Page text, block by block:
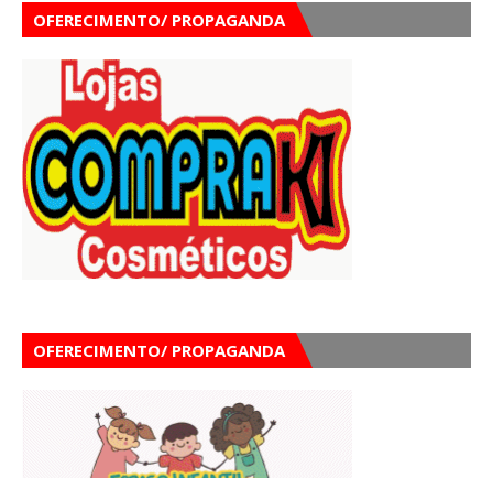
OFERECIMENTO/ PROPAGANDA
OFERECIMENTO/ PROPAGANDA